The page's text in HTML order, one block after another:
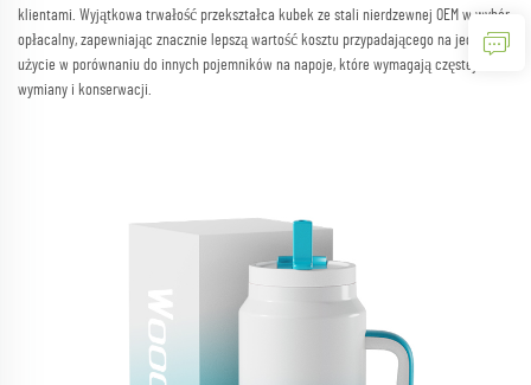
klientami. Wyjątkowa trwałość przekształca kubek ze stali nierdzewnej OEM w wybór
opłacalny, zapewniając znacznie lepszą wartość kosztu przypadającego na jedno
użycie w porównaniu do innych pojemników na napoje, które wymagają częstej
wymiany i konserwacji.